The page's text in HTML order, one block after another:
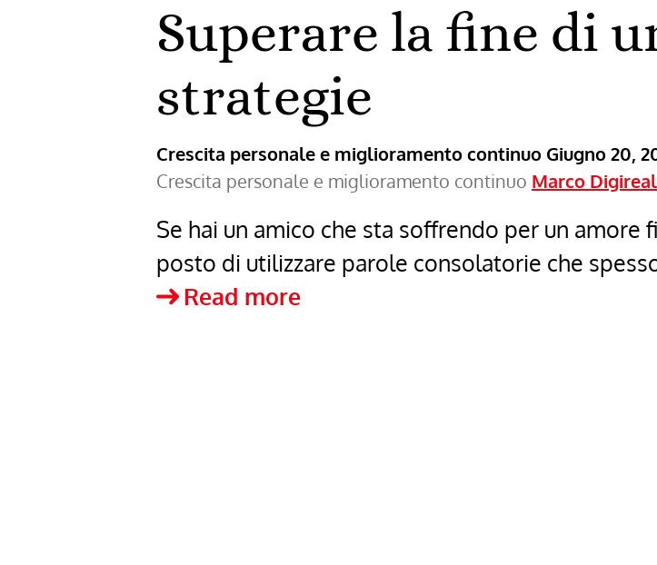
Superare la fine di
strategie
Crescita personale e miglioramento continuo Giugno 20,
Crescita personale e miglioramento continuo Marco
Se hai un amico che sta soffrendo per un
posto di utilizzare parole consolatorie che
Read moreSuperare